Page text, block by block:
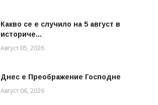
Какво се е случило на 5 август в
историче...
Август 05, 2026
Днес е Преображение Господне
Август 06, 2026